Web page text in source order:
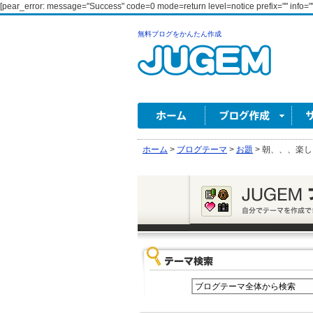
[pear_error: message="Success" code=0 mode=return level=notice prefix=""
無料ブログをかんたん作成
ホーム > ブログテーマ > お題 > 朝、、、楽